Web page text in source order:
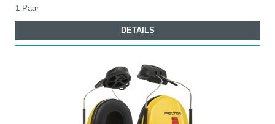
1 Paar
DETAILS